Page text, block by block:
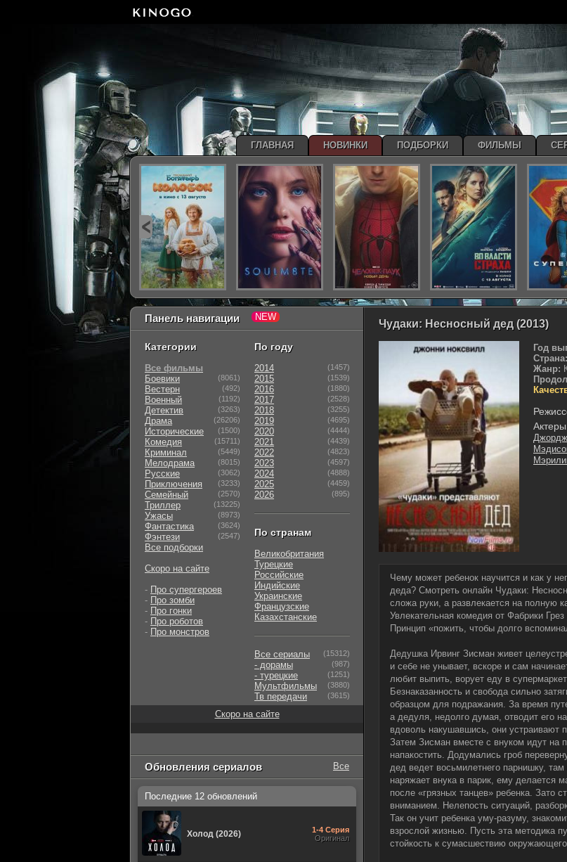
Чудаки: Несносный дед (2013)
Год
Страна:
Жанр:
Чему может ребенок научится и как у
деда? Смотреть онлайн Чудаки:
сложа руки, а развлекается на полную
Увлекательная комедия от Фабрики
Принцип «пожить, чтобы долго
Дедушка Ирвинг Зисман живет
и себе не унывает, вскоре и сам
любит выпить, ворует еду в
Безнаказанность и свобода сильно
образцом для подражания. За время
а дедуля, недолго думая, отводит его
вдоволь накушавшись, они устраивают
Затем Зисман вместе с внуком идут на
напакостить. Додумались гроб
дед ведет восьмилетнего парнишку,
наряжает внука в парик, ему делается
после «грязных танцев» ребенка. Зато
вниманием. Нелепость ситуаций,
Так он учит ребенка уму-разуму,
взрослой жизнью. Пусть эта методика
стойкость к сумасшествию
Панель навигации
Категории
Все фильмы
Боевики
(8061)
Вестерн (492)
Военный (1192)
Детектив (3263)
Драма (26206)
Исторические (1500)
Комедия (15711)
Криминал (5449)
Мелодрама (8015)
Русские (3062)
Приключения (3233)
Семейный (2570)
Триллер (13225)
Ужасы (8973)
Фантастика (3624)
Фэнтези (2547)
Все подборки
Скоро на сайте
- Про супергероев
- Про зомби
- Про гонки
- Про роботов
- Про монстров
По году
2014 (1457)
2015 (1539)
2016 (1880)
2017 (2528)
2018 (3255)
2019 (4695)
2020 (4444)
2021 (4439)
2022 (4823)
2023 (4597)
2024 (4888)
2025 (4459)
2026 (895)
По странам
Великобритания
Турецкие
Российские
Индийские
Украинские
Французские
Казахстанские
Все сериалы (15312)
- дорамы (987)
- турецкие (1251)
Мультфильмы (3880)
Тв передачи (3615)
Скоро на сайте
Обновления сериалов Все
Последние 12 обновлений
Холод (2026)
1-4 Серия
Оригинал
ГЛАВНАЯ НОВИНКИ ПОДБОРКИ ФИЛЬМЫ